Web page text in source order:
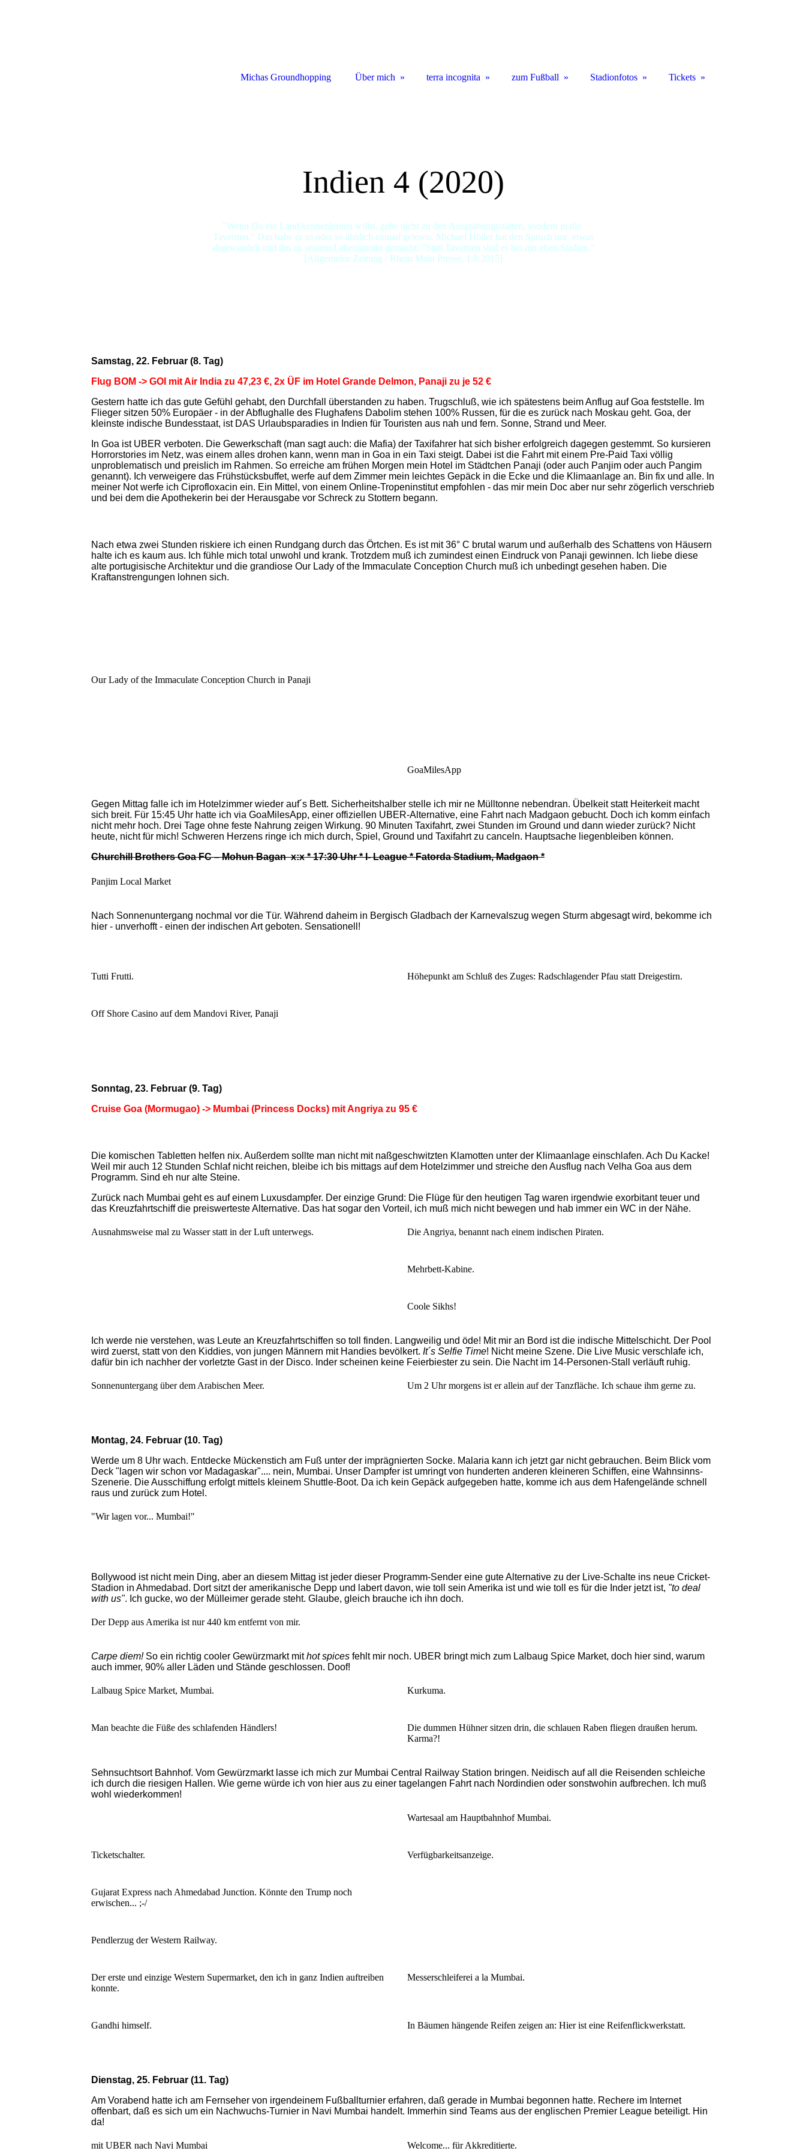
Indien 4 (2020)
"Wenn Du ein Land kennenlernen willst, gehe nicht zu den Ausgrabungsstätten, sondern in die
Tavernen." Das habe er so oder so ähnlich einmal gelesen. Michael Höller hat den Spruch nur etwas
abgewandelt und ihn zu seinem Lebensmotto gemacht: "Statt Tavernen sind es bei mir eben Stadien."
[Allgemeine Zeitung / Rhein Main Presse, 1.8.2015]
Samstag, 22. Februar (8. Tag)
Flug BOM -> GOI mit Air India zu 47,23 €, 2x ÜF im Hotel Grande Delmon, Panaji zu je 52 €
Gestern hatte ich das gute Gefühl gehabt, den Durchfall überstanden zu haben. Trugschluß, wie ich spätestens beim Anflug auf Goa feststelle. Im
Flieger sitzen 50% Europäer - in der Abflughalle des Flughafens Dabolim stehen 100% Russen, für die es zurück nach Moskau geht. Goa, der
kleinste indische Bundesstaat, ist DAS Urlaubsparadies in Indien für Touristen aus nah und fern. Sonne, Strand und Meer.
In Goa ist UBER verboten. Die Gewerkschaft (man sagt auch: die Mafia) der Taxifahrer hat sich bisher erfolgreich dagegen gestemmt. So kursieren
Horrorstories im Netz, was einem alles drohen kann, wenn man in Goa in ein Taxi steigt. Dabei ist die Fahrt mit einem Pre-Paid Taxi völlig
unproblematisch und preislich im Rahmen. So erreiche am frühen Morgen mein Hotel im Städtchen Panaji (oder auch Panjim oder auch Pangim
genannt). Ich verweigere das Frühstücksbuffet, werfe auf dem Zimmer mein leichtes Gepäck in die Ecke und die Klimaanlage an. Bin fix und alle. In
meiner Not werfe ich Ciprofloxacin ein. Ein Mittel, von einem Online-Tropeninstitut empfohlen - das mir mein Doc aber nur sehr zögerlich verschrieb
und bei dem die Apothekerin bei der Herausgabe vor Schreck zu Stottern begann.
Nach etwa zwei Stunden riskiere ich einen Rundgang durch das Örtchen. Es ist mit 36° C brutal warum und außerhalb des Schattens von Häusern
halte ich es kaum aus. Ich fühle mich total unwohl und krank. Trotzdem muß ich zumindest einen Eindruck von Panaji gewinnen. Ich liebe diese
alte portugisische Architektur und die grandiose Our Lady of the Immaculate Conception Church muß ich unbedingt gesehen haben. Die
Kraftanstrengungen lohnen sich.
Our Lady of the Immaculate Conception Church in Panaji
GoaMilesApp
Gegen Mittag falle ich im Hotelzimmer wieder auf´s Bett. Sicherheitshalber stelle ich mir ne Mülltonne nebendran. Übelkeit statt Heiterkeit macht
sich breit. Für 15:45 Uhr hatte ich via GoaMilesApp, einer offiziellen UBER-Alternative, eine Fahrt nach Madgaon gebucht. Doch ich komm einfach
nicht mehr hoch. Drei Tage ohne feste Nahrung zeigen Wirkung. 90 Minuten Taxifahrt, zwei Stunden im Ground und dann wieder zurück? Nicht
heute, nicht für mich! Schweren Herzens ringe ich mich durch, Spiel, Ground und Taxifahrt zu canceln. Hauptsache liegenbleiben können.
Churchill Brothers Goa FC – Mohun Bagan x:x * 17:30 Uhr * I- League * Fatorda Stadium, Madgaon *
Panjim Local Market
Nach Sonnenuntergang nochmal vor die Tür. Während daheim in Bergisch Gladbach der Karnevalszug wegen Sturm abgesagt wird, bekomme ich
hier - unverhofft - einen der indischen Art geboten. Sensationell!
Tutti Frutti. Höhepunkt am Schluß des Zuges: Radschlagender Pfau statt Dreigestirn.
Off Shore Casino auf dem Mandovi River, Panaji
Sonntag, 23. Februar (9. Tag)
Cruise Goa (Mormugao) -> Mumbai (Princess Docks) mit Angriya zu 95 €
Die komischen Tabletten helfen nix. Außerdem sollte man nicht mit naßgeschwitzten Klamotten unter der Klimaanlage einschlafen. Ach Du Kacke!
Weil mir auch 12 Stunden Schlaf nicht reichen, bleibe ich bis mittags auf dem Hotelzimmer und streiche den Ausflug nach Velha Goa aus dem
Programm. Sind eh nur alte Steine.
Zurück nach Mumbai geht es auf einem Luxusdampfer. Der einzige Grund: Die Flüge für den heutigen Tag waren irgendwie exorbitant teuer und
das Kreuzfahrtschiff die preiswerteste Alternative. Das hat sogar den Vorteil, ich muß mich nicht bewegen und hab immer ein WC in der Nähe.
Ausnahmsweise mal zu Wasser statt in der Luft unterwegs. Die Angriya, benannt nach einem indischen Piraten.
Mehrbett-Kabine.
Coole Sikhs!
Ich werde nie verstehen, was Leute an Kreuzfahrtschiffen so toll finden. Langweilig und öde! Mit mir an Bord ist die indische Mittelschicht. Der Pool
wird zuerst, statt von den Kiddies, von jungen Männern mit Handies bevölkert. It´s Selfie Time! Nicht meine Szene. Die Live Music verschlafe ich,
dafür bin ich nachher der vorletzte Gast in der Disco. Inder scheinen keine Feierbiester zu sein. Die Nacht im 14-Personen-Stall verläuft ruhig.
Sonnenuntergang über dem Arabischen Meer. Um 2 Uhr morgens ist er allein auf der Tanzfläche. Ich schaue ihm gerne zu.
Montag, 24. Februar (10. Tag)
Werde um 8 Uhr wach. Entdecke Mückenstich am Fuß unter der imprägnierten Socke. Malaria kann ich jetzt gar nicht gebrauchen. Beim Blick vom
Deck "lagen wir schon vor Madagaskar".... nein, Mumbai. Unser Dampfer ist umringt von hunderten anderen kleineren Schiffen, eine Wahnsinns-
Szenerie. Die Ausschiffung erfolgt mittels kleinem Shuttle-Boot. Da ich kein Gepäck aufgegeben hatte, komme ich aus dem Hafengelände schnell
raus und zurück zum Hotel.
"Wir lagen vor... Mumbai!"
Bollywood ist nicht mein Ding, aber an diesem Mittag ist jeder dieser Programm-Sender eine gute Alternative zu der Live-Schalte ins neue Cricket-
Stadion in Ahmedabad. Dort sitzt der amerikanische Depp und labert davon, wie toll sein Amerika ist und wie toll es für die Inder jetzt ist, "to deal
with us". Ich gucke, wo der Mülleimer gerade steht. Glaube, gleich brauche ich ihn doch.
Der Depp aus Amerika ist nur 440 km entfernt von mir.
Carpe diem!So ein richtig cooler Gewürzmarkt mithot spices fehlt mir noch. UBER bringt mich zum Lalbaug Spice Market, doch hier sind, warum
auch immer, 90% aller Läden und Stände geschlossen. Doof!
Lalbaug Spice Market, Mumbai. Kurkuma.
Man beachte die Füße des schlafenden Händlers!
Die dummen Hühner sitzen drin, die schlauen Raben fliegen draußen herum.
Karma?!
Sehnsuchtsort Bahnhof. Vom Gewürzmarkt lasse ich mich zur Mumbai Central Railway Station bringen. Neidisch auf all die Reisenden schleiche
ich durch die riesigen Hallen. Wie gerne würde ich von hier aus zu einer tagelangen Fahrt nach Nordindien oder sonstwohin aufbrechen. Ich muß
wohl wiederkommen!
Wartesaal am Hauptbahnhof Mumbai.
Ticketschalter. Verfügbarkeitsanzeige.
Gujarat Express nach Ahmedabad Junction. Könnte den Trump noch
erwischen... ;-/
Pendlerzug der Western Railway.
Der erste und einzige Western Supermarket, den ich in ganz Indien auftreiben
konnte.
Messerschleiferei a la Mumbai.
Gandhi himself. In Bäumen hängende Reifen zeigen an: Hier ist eine Reifenflickwerkstatt.
Dienstag, 25. Februar (11. Tag)
Am Vorabend hatte ich am Fernseher von irgendeinem Fußballturnier erfahren, daß gerade in Mumbai begonnen hatte. Rechere im Internet
offenbart, daß es sich um ein Nachwuchs-Turnier in Navi Mumbai handelt. Immerhin sind Teams aus der englischen Premier League beteiligt. Hin
da!
mit UBER nach Navi Mumbai Welcome... für Akkreditierte.
Michas Groundhopping Über mich terra incognita zum Fußball Stadionfotos Tickets